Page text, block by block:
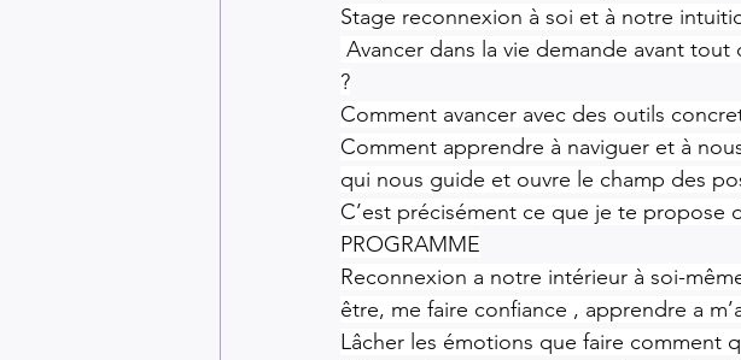
Stage reconnexion à soi et à notre
Avancer dans la vie demande avant
?
Comment avancer avec des outils
Comment apprendre à naviguer et à
qui nous guide et ouvre le champ des
C’est précisément ce que je te propose
PROGRAMME
Reconnexion a notre intérieur à soi-
être, me faire confiance , apprendre a
Lâcher les émotions que faire comment